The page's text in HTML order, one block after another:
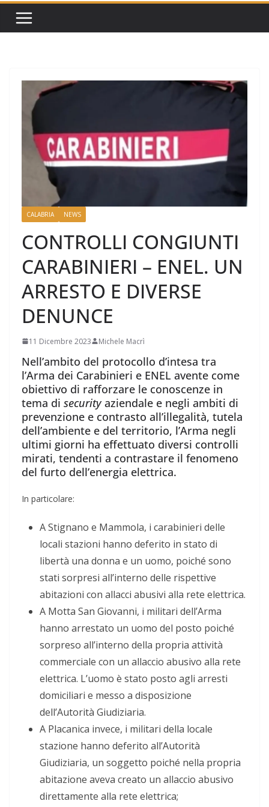
CALABRIA NEWS
CONTROLLI CONGIUNTI
CARABINIERI – ENEL. UN
ARRESTO E DIVERSE
DENUNCE
11 Dicembre 2023 Michele Macrì
Nell’ambito del protocollo d’intesa tra
l’Arma dei Carabinieri e ENEL avente come
obiettivo di rafforzare le conoscenze in
tema di securityaziendale e negli ambiti di
prevenzione e contrasto all’illegalità, tutela
dell’ambiente e del territorio, l’Arma negli
ultimi giorni ha effettuato diversi controlli
mirati, tendenti a contrastare il fenomeno
del furto dell’energia elettrica.
In particolare:
A Stignano e Mammola, i carabinieri delle
locali stazioni hanno deferito in stato di
libertà una donna e un uomo, poiché sono
stati sorpresi all’interno delle rispettive
abitazioni con allacci abusivi alla rete elettrica.
A Motta San Giovanni, i militari dell’Arma
hanno arrestato un uomo del posto poiché
sorpreso all’interno della propria attività
commerciale con un allaccio abusivo alla rete
elettrica. L’uomo è stato posto agli arresti
domiciliari e messo a disposizione
dell’Autorità Giudiziaria.
A Placanica invece, i militari della locale
stazione hanno deferito all’Autorità
Giudiziaria, un soggetto poiché nella propria
abitazione aveva creato un allaccio abusivo
direttamente alla rete elettrica;